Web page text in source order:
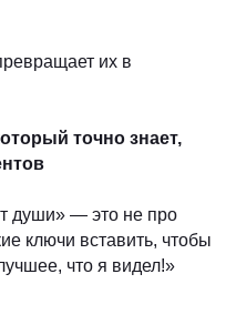
их в
точно знает,
души» — это не про
ключи вставить, чтобы
что я видел!»